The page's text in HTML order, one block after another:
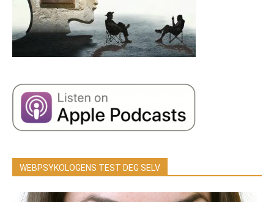
WEBPSYKOLOGENS TEST DEG SELV